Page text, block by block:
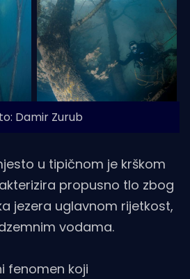
Damir Zurub
u tipičnom je krškom
propusno tlo zbog
jezera uglavnom rijetkost,
vodama.
fenomen koji